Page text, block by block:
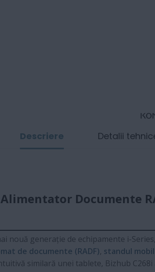
Descriere
Documente
nouă generație de echipamente i-
de documente (RADF), standul mobil
similară unei tablete, Bizhub
Detalii